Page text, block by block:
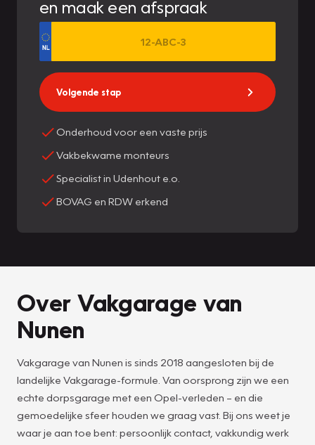
en maak een afspraak
Volgende stap
Onderhoud voor een vaste prijs
Vakbekwame monteurs
Specialist in Udenhout e.o.
BOVAG en RDW erkend
Over Vakgarage van
Nunen
Vakgarage van Nunen is sinds 2018 aangesloten bij de
landelijke Vakgarage-formule. Van oorsprong zijn we een
echte dorpsgarage met een Opel-verleden – en die
gemoedelijke sfeer houden we graag vast. Bij ons weet je
waar je aan toe bent: persoonlijk contact, vakkundig werk